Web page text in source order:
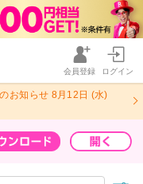
会員登録 ログイン
お知らせ 8月12日 (水)